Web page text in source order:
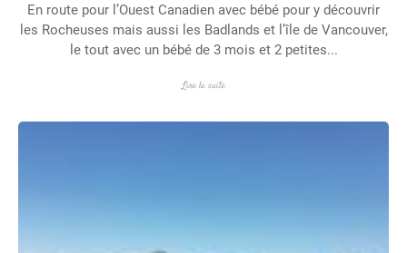
En route pour l’Ouest Canadien avec bébé pour y découvrir
les Rocheuses mais aussi les Badlands et l’île de Vancouver,
le tout avec un bébé de 3 mois et 2 petites...
Lire la suite